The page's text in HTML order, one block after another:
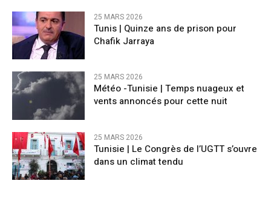
25 MARS 2026
Tunis | Quinze ans de prison pour
Chafik Jarraya
25 MARS 2026
Météo -Tunisie | Temps nuageux et
vents annoncés pour cette nuit
25 MARS 2026
Tunisie | Le Congrès de l’UGTT s’ouvre
dans un climat tendu